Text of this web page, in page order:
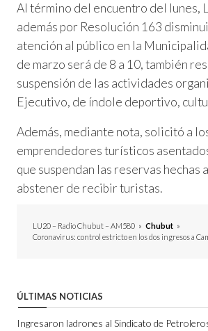
Al término del encuentro del lunes,
además por Resolución 163
atención al público en la
de marzo será de 8 a 10, también
suspensión de las actividades
Ejecutivo, de índole deportivo,
Además, mediante nota, solicitó a
emprendedores turísticos
que suspendan las reservas hechas
abstener de recibir turistas.
LU20 – Radio Chubut – AM580 » Chubut »
Coronavirus: control estricto en los dos ingresos a
ÚLTIMAS NOTICIAS
Ingresaron ladrones al Sindicato de